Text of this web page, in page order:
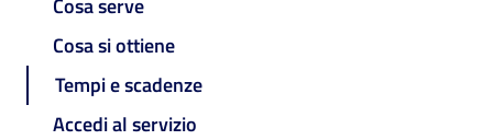
Cosa serve
Cosa si ottiene
Tempi e scadenze
Accedi al servizio